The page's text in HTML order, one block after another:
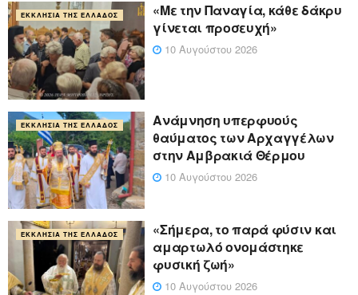
ΕΚΚΛΗΣΊΑ ΤΗΣ ΕΛΛΆΔΟΣ
«Με την Παναγία, κάθε δάκρυ
γίνεται προσευχή»
10 Αυγούστου 2026
ΕΚΚΛΗΣΊΑ ΤΗΣ ΕΛΛΆΔΟΣ
Ανάμνηση υπερφυούς
θαύματος των Αρχαγγέλων
στην Αμβρακιά Θέρμου
10 Αυγούστου 2026
ΕΚΚΛΗΣΊΑ ΤΗΣ ΕΛΛΆΔΟΣ
«Σήμερα, το παρά φύσιν και
αμαρτωλό ονομάστηκε
φυσική ζωή»
10 Αυγούστου 2026